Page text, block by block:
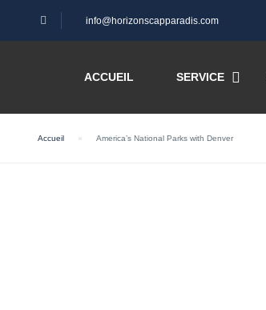
info@horizonscapparadis.com
ACCUEIL SERVICE
Accueil America’s National Parks with Denver